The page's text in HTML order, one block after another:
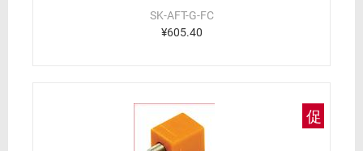
SK-AFT-G-FC
¥605.40
促